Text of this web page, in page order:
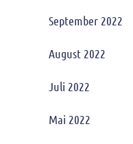
September 2022
August 2022
Juli 2022
Mai 2022